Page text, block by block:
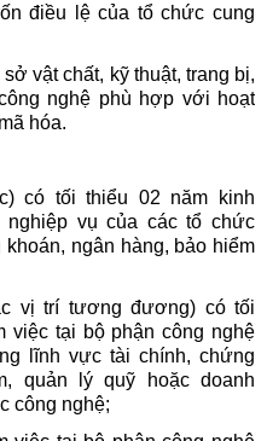
điều lệ của tổ chức cung
vật chất, kỹ thuật, trang bị,
nghệ phù hợp với hoạt
hóa.
có tối thiểu 02 năm kinh
nghiệp vụ của các tổ chức
ngân hàng, bảo hiểm
vị trí tương đương) có tối
việc tại bộ phận công nghệ
lĩnh vực tài chính, chứng
quản lý quỹ hoặc doanh
công nghệ;